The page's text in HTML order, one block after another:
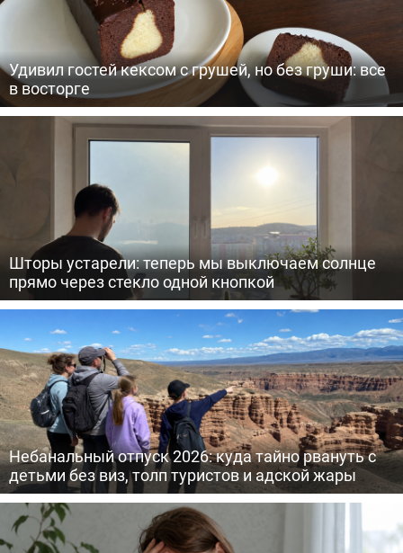
Удивил гостей кексом с грушей, но без груши: все
в восторге
Шторы устарели: теперь мы выключаем солнце
прямо через стекло одной кнопкой
Небанальный отпуск 2026: куда тайно рвануть с
детьми без виз, толп туристов и адской жары